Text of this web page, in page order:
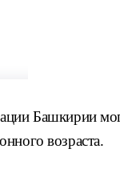
Башкирии
возраста.